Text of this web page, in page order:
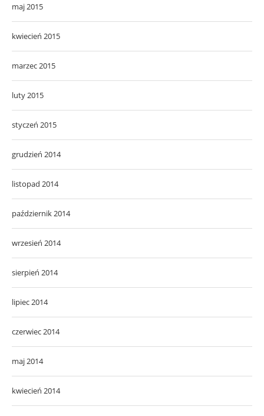
maj 2015
kwiecień 2015
marzec 2015
luty 2015
styczeń 2015
grudzień 2014
listopad 2014
październik 2014
wrzesień 2014
sierpień 2014
lipiec 2014
czerwiec 2014
maj 2014
kwiecień 2014